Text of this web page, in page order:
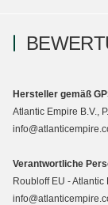
Hersteller gemäß
Atlantic Empire B.V.,
Verantwortliche
Roubloff EU - Atlantic